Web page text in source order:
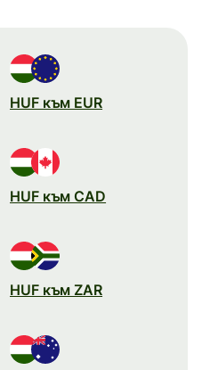
HUF към EUR
HUF към CAD
HUF към ZAR